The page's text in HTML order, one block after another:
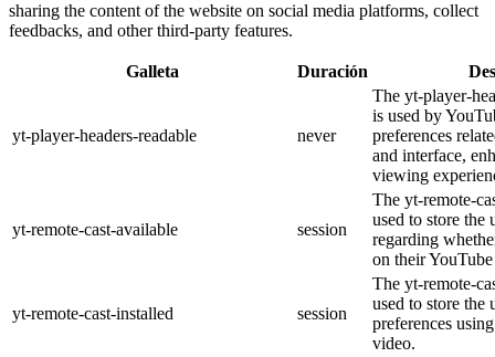
sharing the content of the website on social media platforms, collect
feedbacks, and other third-party features.
Galleta Duración
yt-player-headers-readable never
The yt-player-
is used by
preferences
and interface,
viewing
yt-remote-cast-available session
The yt-remote-
used to store the
regarding
on their
yt-remote-cast-installed session
The yt-remote-
used to store the
preferences
video.